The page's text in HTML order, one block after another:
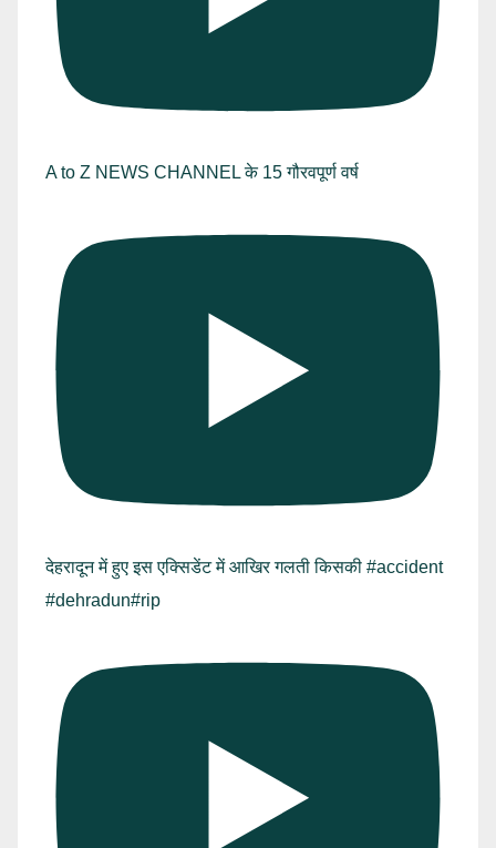
A to Z NEWS CHANNEL के 15 गौरवपूर्ण वर्ष
देहरादून में हुए इस एक्सिडेंट में आखिर गलती किसकी #accident
#dehradun#rip